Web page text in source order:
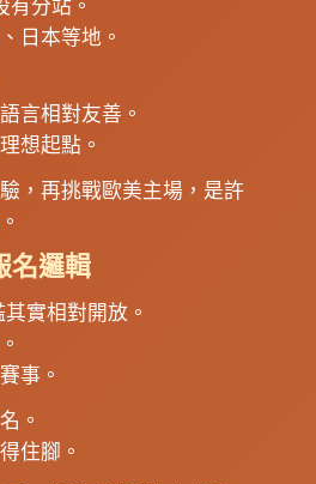
有分站。
日本等地。
言相對友善。
想起點。
，再挑戰歐美主場，是許
名邏輯
實相對開放。
事。
。
住腳。